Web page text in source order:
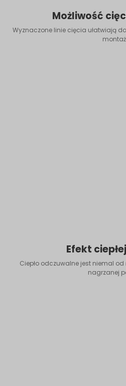
Możliwość
Wyznaczone linie cięcia ułatwiają
Efekt
Ciepło odczuwalne jest niemal
nagrzanej